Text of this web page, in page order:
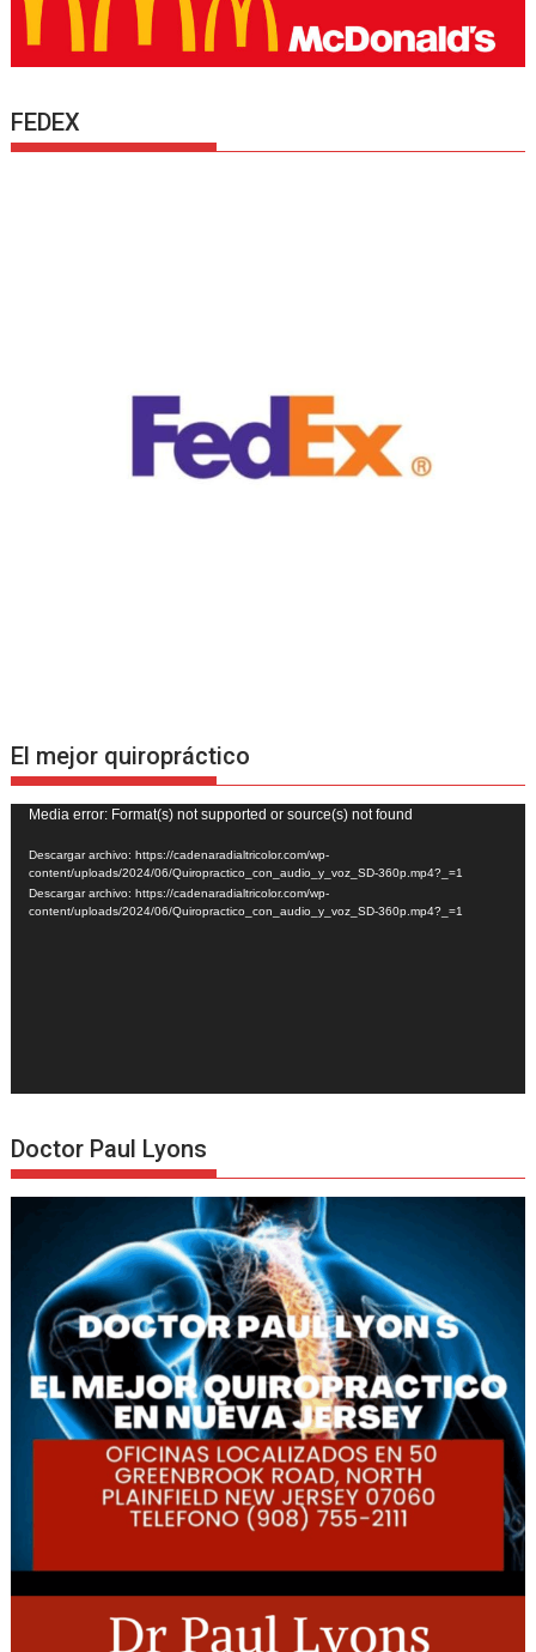
FEDEX
El mejor quiropráctico
Reproductor
de
vídeo
Media error: Format(s) not supported or source(s) not found
Descargar archivo: https://cadenaradialtricolor.com/wp-
content/uploads/2024/06/Quiropractico_con_audio_y_voz_SD-360p.mp4?_=1
Descargar archivo: https://cadenaradialtricolor.com/wp-
content/uploads/2024/06/Quiropractico_con_audio_y_voz_SD-360p.mp4?_=1
Doctor Paul Lyons